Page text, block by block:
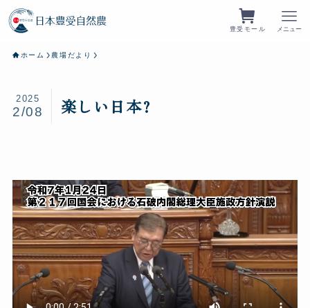
豊受モール メニュー
ホーム 農場だより
楽しい日本?
2025
2/08